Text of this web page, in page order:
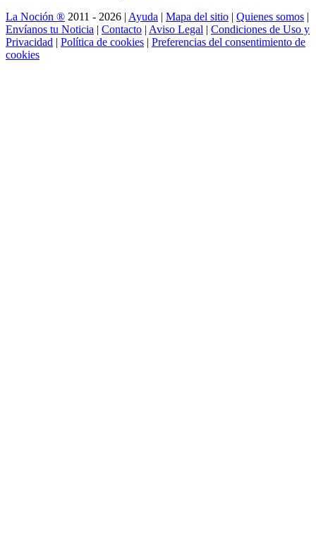
La Noción ® 2011 - 2026 | Ayuda | Mapa del sitio | Quienes somos |
Envíanos tu Noticia | Contacto | Aviso Legal | Condiciones de Uso y
Privacidad | Política de cookies | Preferencias del consentimiento de
cookies